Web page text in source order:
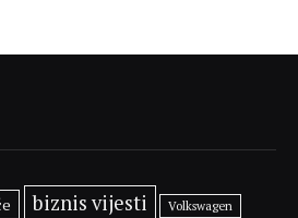
biznis vijesti Volkswagen